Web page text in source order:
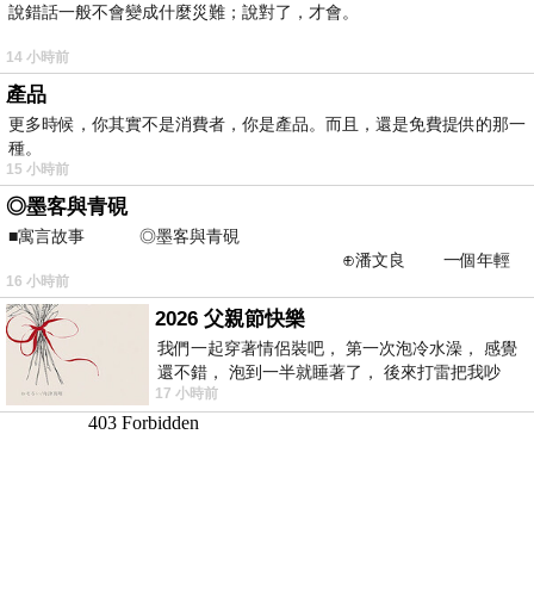
說錯話一般不會變成什麼災難；說對了，才會。
14 小時前
產品
更多時候，你其實不是消費者，你是產品。而且，還是免費提供的那一
種。
15 小時前
◎墨客與青硯
■寓言故事 ◎墨客與青硯
⊕潘文良 一個年輕
的墨客，在京城的古玩肆裡
16 小時前
2026 父親節快樂
我們一起穿著情侶裝吧， 第一次泡冷水澡， 感覺
還不錯， 泡到一半就睡著了， 後來打雷把我吵
醒， 手
17 小時前